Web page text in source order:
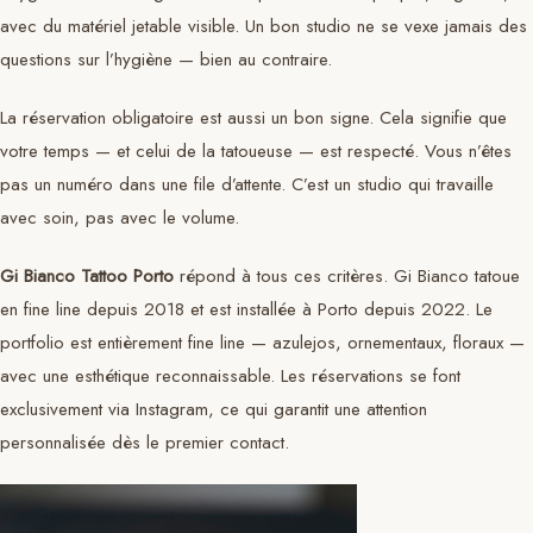
avec du matériel jetable visible. Un bon studio ne se vexe jamais des
questions sur l’hygiène — bien au contraire.
La réservation obligatoire est aussi un bon signe. Cela signifie que
votre temps — et celui de la tatoueuse — est respecté. Vous n’êtes
pas un numéro dans une file d’attente. C’est un studio qui travaille
avec soin, pas avec le volume.
Gi Bianco Tattoo Porto répond à tous ces critères. Gi Bianco tatoue
en fine line depuis 2018 et est installée à Porto depuis 2022. Le
portfolio est entièrement fine line — azulejos, ornementaux, floraux —
avec une esthétique reconnaissable. Les réservations se font
exclusivement via Instagram, ce qui garantit une attention
personnalisée dès le premier contact.